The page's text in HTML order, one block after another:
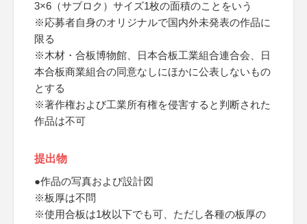
3×6（サブロク）サイズ1枚の面積のことをいう
※応募者自身のオリジナルで国内外未発表の作品に
限る
※木材・合板博物館、日本合板工業組合連合会、日
本合板商業組合の同意なしにほかに公表しないもの
とする
※著作権および工業所有権を侵害すると判断された
作品は不可
提出物
●作品の写真および設計図
※板厚は不問
※使用合板は1枚以下でも可、ただし各種の板厚の